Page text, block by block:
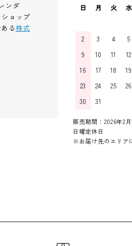
ンダ
ショップ
る株式
日 月 火 水
2
3 4 5
9
10 11 12
16
17 18 19
23
24 25 26
30
31
販売期間：2026年2月
日曜定休日
※お届け先のエリア